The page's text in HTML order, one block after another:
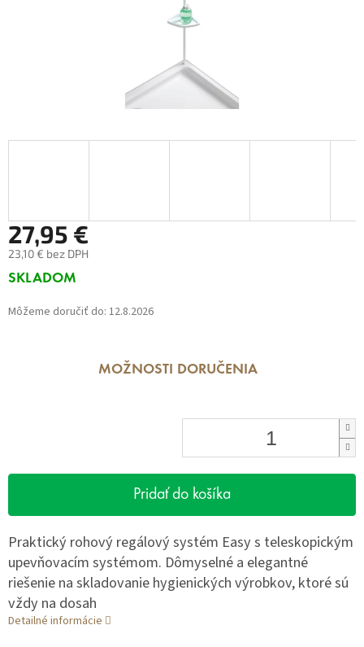
27,95 €
23,10 € bez DPH
Jednotková
SKLADOM
Môžeme doručiť do: 12.8.2026
MOŽNOSTI DORUČENIA
Pridať do košíka
Praktický rohový regálový systém Easy s teleskopickým
upevňovacím systémom. Dômyselné a elegantné
riešenie na skladovanie hygienických výrobkov, ktoré sú
vždy na dosah
Detailné informácie